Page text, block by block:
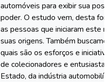
automóveis para exibir sua
poder. O estudo vem, desta
as pessoas que iniciaram este
suas origens. Também
quais são os esforços e
de colecionadores e
Estado, da indústria